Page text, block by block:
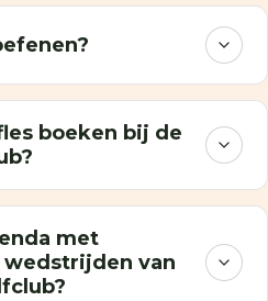
boeken bij de
met
van